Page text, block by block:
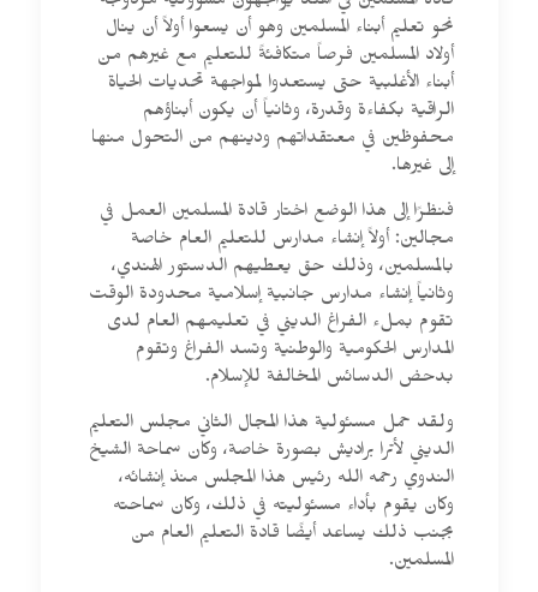
نحو تعليم أبناء المسلمين وهو أن يسعوا أولاً أن ينال
أولاد المسلمين فرصاً متكافئةً للتعليم مع غيرهم من
أبناء الأغلبية حتى يستعدوا لمواجهة تحديات الحياة
الراقية بكفاءة وقدرة، وثانياً أن يكون أبناؤهم
محفوظين في معتقداتهم ودينهم من التحول منها
إلى غيرها.
فنظرًا إلى هذا الوضع اختار قادة المسلمين العمل في
مجالين: أولاً إنشاء مدارس للتعليم العام خاصة
بالمسلمين، وذلك حق يعطيهم الدستور الهندي،
وثانياً إنشاء مدارس جانبية إسلامية محدودة الوقت
تقوم بملء الفراغ الديني في تعليمهم العام لدى
المدارس الحكومية والوطنية وتسد الفراغ وتقوم
بدحض الدسائس المخالفة للإسلام.
ولقد حمل مسئولية هذا المجال الثاني مجلس التعليم
الديني لأترا براديش بصورة خاصة، وكان سماحة الشيخ
الندوي رحمه الله رئيس هذا المجلس منذ إنشائه،
وكان يقوم بأداء مسئوليته في ذلك، وكان سماحته
بجنب ذلك يساعد أيضًا قادة التعليم العام من
المسلمين.